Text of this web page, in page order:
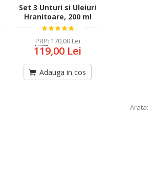
Set 3 Unturi si Uleiuri
Hranitoare, 200 ml
PRP: 170,00 Lei
119,00 Lei
Adauga in cos
Arata: